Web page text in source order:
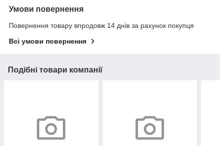
Умови повернення
Повернення товару впродовж 14 днів за рахунок покупця
Всі умови повернення
Подібні товари компанії